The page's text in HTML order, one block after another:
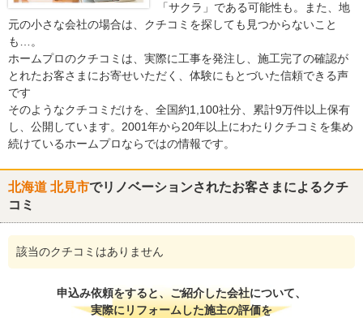
「サクラ」である可能性も。また、地
元の小さな会社の場合は、クチコミを探しても見つからないこと
も…。
ホームプロのクチコミは、実際に工事を発注し、施工完了の確認が
とれたお客さまにお寄せいただく、体験にもとづいた信頼できる声
です
そのようなクチコミだけを、全国約1,100社分、累計9万件以上保有
し、公開しています。2001年から20年以上にわたりクチコミを集め
続けているホームプロならではの情報です。
北海道 北見市でリノベーションされたお客さまによるクチ
コミ
該当のクチコミはありません
申込み依頼をすると、ご紹介した会社について、
実際にリフォームした施主の評価を